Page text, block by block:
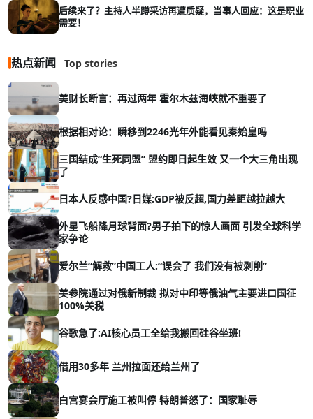
后续来了？主持人半蹲采访再遭质疑，当事人回应：这是职业
需要！
热点新闻 Top stories
美财长断言：再过两年 霍尔木兹海峡就不重要了
根据相对论：瞬移到2246光年外能看见秦始皇吗
三国结成“生死同盟” 盟约即日起生效 又一个大三角出现
了
日本人反感中国?日媒:GDP被反超,国力差距越拉越大
外星飞船降月球背面?男子拍下的惊人画面 引发全球科学
家争论
爱尔兰“解救”中国工人:“误会了 我们没有被剥削”
美参院通过对俄新制裁 拟对中印等俄油气主要进口国征
100%关税
谷歌急了:AI核心员工全给我搬回硅谷坐班!
借用30多年 兰州拉面还给兰州了
白宫宴会厅施工被叫停 特朗普怒了：国家耻辱